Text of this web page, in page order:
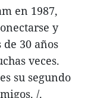
en 1987,
y
30 años
veces.
su segundo
/.